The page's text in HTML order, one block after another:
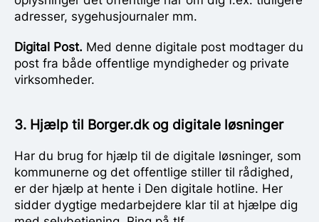
adresser, sygehusjournaler mm.
Digital Post. Med denne digitale post modtager du
post fra både offentlige myndigheder og private
virksomheder.
3. Hjælp til Borger.dk og digitale løsninger
Har du brug for hjælp til de digitale løsninger, som
kommunerne og det offentlige stiller til rådighed,
er der hjælp at hente i Den digitale hotline. Her
sidder dygtige medarbejdere klar til at hjælpe dig